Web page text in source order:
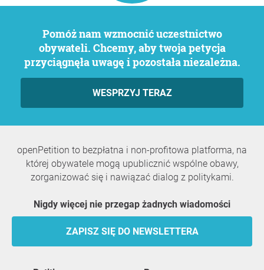
Pomóż nam wzmocnić uczestnictwo
obywateli. Chcemy, aby twoja petycja
przyciągnęła uwagę i pozostała niezależna.
WESPRZYJ TERAZ
openPetition to bezpłatna i non-profitowa platforma, na
której obywatele mogą upublicznić wspólne obawy,
zorganizować się i nawiązać dialog z politykami.
Nigdy więcej nie przegap żadnych wiadomości
ZAPISZ SIĘ DO NEWSLETTERA